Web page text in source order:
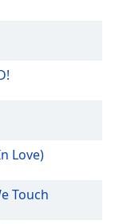
Love)
Touch